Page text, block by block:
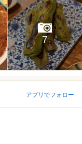
7
アプリでフォロー